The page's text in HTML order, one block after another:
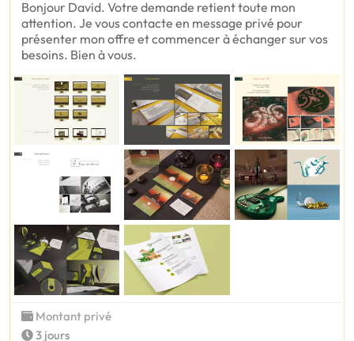
Bonjour David. Votre demande retient toute mon
attention. Je vous contacte en message privé pour
présenter mon offre et commencer à échanger sur vos
besoins. Bien à vous.
Montant privé
3 jours